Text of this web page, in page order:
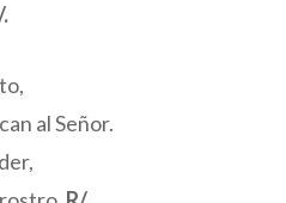
al Señor.